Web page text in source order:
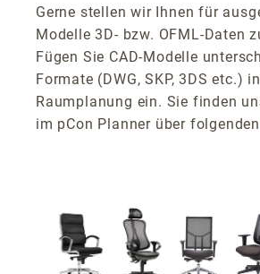
Gerne stellen wir Ihnen für
Modelle 3D- bzw. OFML-Daten
Fügen Sie CAD-Modelle
Formate (DWG, SKP, 3DS etc.)
Raumplanung ein. Sie finden
im pCon Planner über folgenden